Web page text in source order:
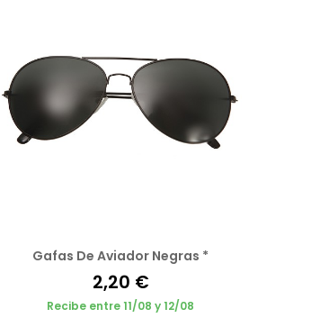
Gafas De Aviador Negras *
2,20 €
Recibe entre 11/08 y 12/08